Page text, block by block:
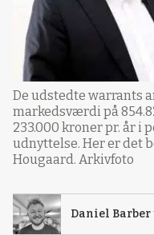
De udstedte warrants
markedsværdi på
233.000 kroner pr. år i
udnyttelse. Her er det
Hougaard. Arkivfoto
Daniel Barber